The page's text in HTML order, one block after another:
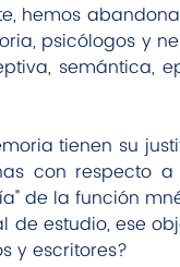
hemos
psicólogos y
semántica,
tienen su
con respecto
de la función
estudio, ese
y escritores?